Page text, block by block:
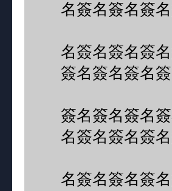
名簽名簽名簽
名簽名簽名簽
簽名簽名簽名
簽名簽名簽名
名簽名簽名簽
名簽名簽名簽